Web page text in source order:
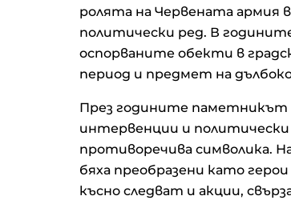
ролята на Червената армия
политически ред. В
оспорваните обекти в
период и предмет на
През годините паметникът
интервенции и
противоречива символика.
бяха преобразени като
късно следват и акции,